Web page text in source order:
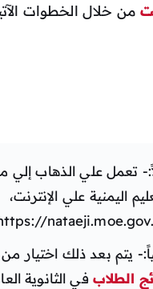
من خلال الخطوات
تعمل علي الذهاب إلي
اليمنية علي الإنترنت،
يتم بعد ذلك اختيار
الطلابفي الثانوية